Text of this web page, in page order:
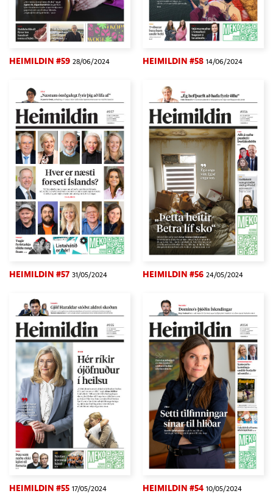
HEIMILDIN #59 28/06/2024 HEIMILDIN #58 14/06/2024
HEIMILDIN #57 31/05/2024 HEIMILDIN #56 24/05/2024
HEIMILDIN #55 17/05/2024 HEIMILDIN #54 10/05/2024